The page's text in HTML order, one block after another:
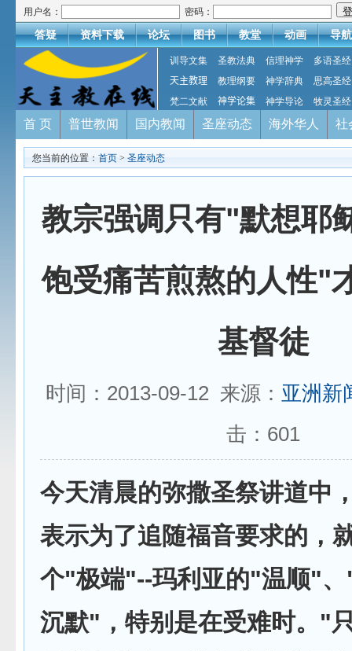
用户名： 密码：
答疑 资料下载 论坛 图书 教堂 动画 导航
训导文集 圣教法典 信理神学
多语圣经
天主教理
教理纲要 神学辞典
思高圣经
梵二文献
神学论集 神学导论 牧灵圣经
首 页 普世教闻 国内教闻 圣座动态 海外华人 社
您当前的位置： 首页 > 圣座动态
教宗强调只有"默想耶
饱受痛苦煎熬的人性"
基督徒
时间：2013-09-12 来源： 亚洲新
击： 601
今天清晨的弥撒圣祭讲道中
表示为了追随福音要求的，
个"极端"--玛利亚的"温顺"
沉默"，特别是在受难时。"